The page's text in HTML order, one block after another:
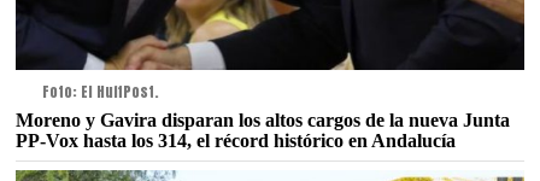
Foto: El HuffPost.
Moreno y Gavira disparan los altos cargos de la nueva Junta
PP-Vox hasta los 314, el récord histórico en Andalucía